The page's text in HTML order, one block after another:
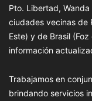
Pto. Libertad,
ciudades vecinas de
Este) y de Brasil
información
Trabajamos en
brindando servicios